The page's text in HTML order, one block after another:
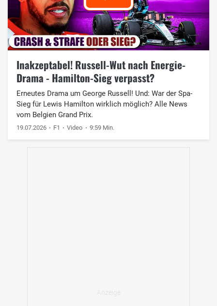
Inakzeptabel! Russell-Wut nach Energie-
Drama - Hamilton-Sieg verpasst?
Erneutes Drama um George Russell! Und: War der Spa-
Sieg für Lewis Hamilton wirklich möglich? Alle News
vom Belgien Grand Prix.
19.07.2026 F1 Video 9:59 Min.